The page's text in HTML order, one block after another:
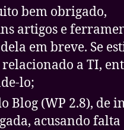
bem obrigado,
artigos e
em breve. Se
a TI,
lo;
Blog (WP 2.8), de
acusando falta